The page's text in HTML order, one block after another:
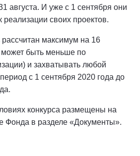
августа. И уже с 1 сентября они
реализации своих проектов.
максимум на 16
может быть меньше по
и захватывать любой
с 1 сентября 2020 года до
конкурса размещены на
Фонда в разделе «Документы».